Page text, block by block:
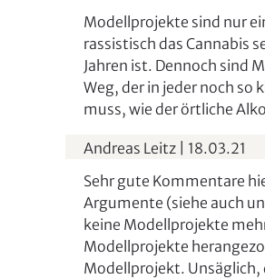
Modellprojekte sind nur
rassistisch das Cannabis
Jahren ist. Dennoch sind
Weg, der in jeder noch so
muss, wie der örtliche
Andreas Leitz
18.03.21
Sehr gute Kommentare
Argumente (siehe auch
keine Modellprojekte
Modellprojekte
Modellprojekt. Unsäglich,